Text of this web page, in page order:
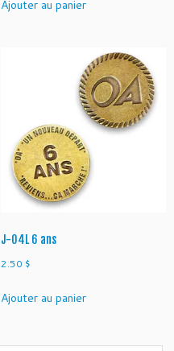
Ajouter au panier
J-04L 6 ans
2.50 $
Ajouter au panier